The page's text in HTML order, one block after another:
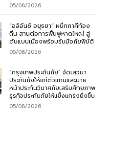
05/08/2026
“อลิอันซ์ อยุธยา” ผนึกภาคีท้อง
ถิ่น สานต่อการฟื้นฟูหาดใหญ่ สู่
ต้นแบบเมืองพร้อมรับมือภัยพิบัติ
05/08/2026
“กรุงเทพประกันภัย” จัดเสวนา
ประกันภัยให้แก่ตัวแทนและนาย
หน้าประกันวินาศภัยเสริมศักยภาพ
ธุรกิจประกันภัยให้แข็งแกร่งยิ่งขึ้น
05/08/2026